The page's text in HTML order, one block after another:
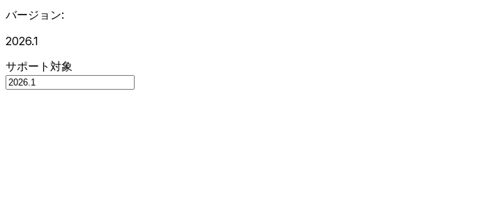
バージョン:
2026.1
サポート対象